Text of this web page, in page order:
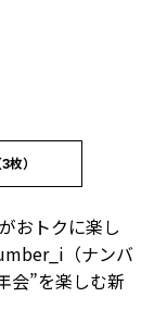
）
おトクに楽し
（ナンバ
会”を楽しむ新